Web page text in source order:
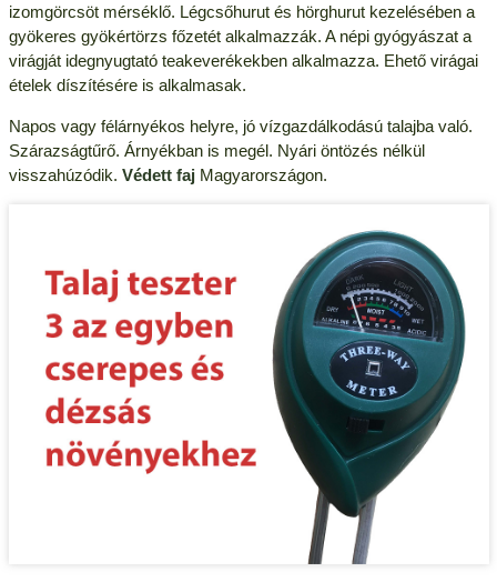
izomgörcsöt mérséklő. Légcsőhurut és hörghurut kezelésében a
gyökeres gyökértörzs főzetét alkalmazzák. A népi gyógyászat a
virágját idegnyugtató teakeverékekben alkalmazza. Ehető virágai
ételek díszítésére is alkalmasak.
Napos vagy félárnyékos helyre, jó vízgazdálkodású talajba való.
Szárazságtűrő. Árnyékban is megél. Nyári öntözés nélkül
visszahúzódik. Védett fajMagyarországon.